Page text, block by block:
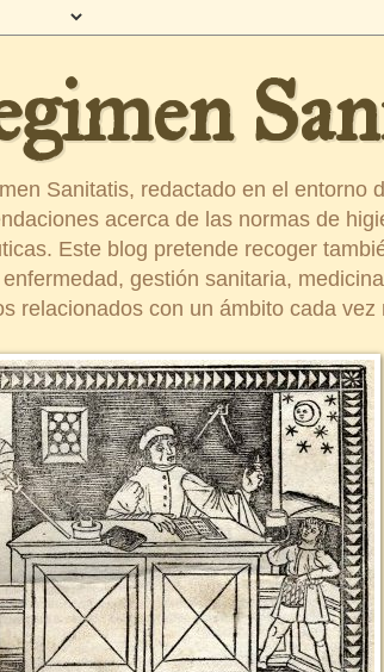
Sanitatis, redactado en el entorno
acerca de las normas de
Este blog pretende recoger
gestión sanitaria,
relacionados con un ámbito cada